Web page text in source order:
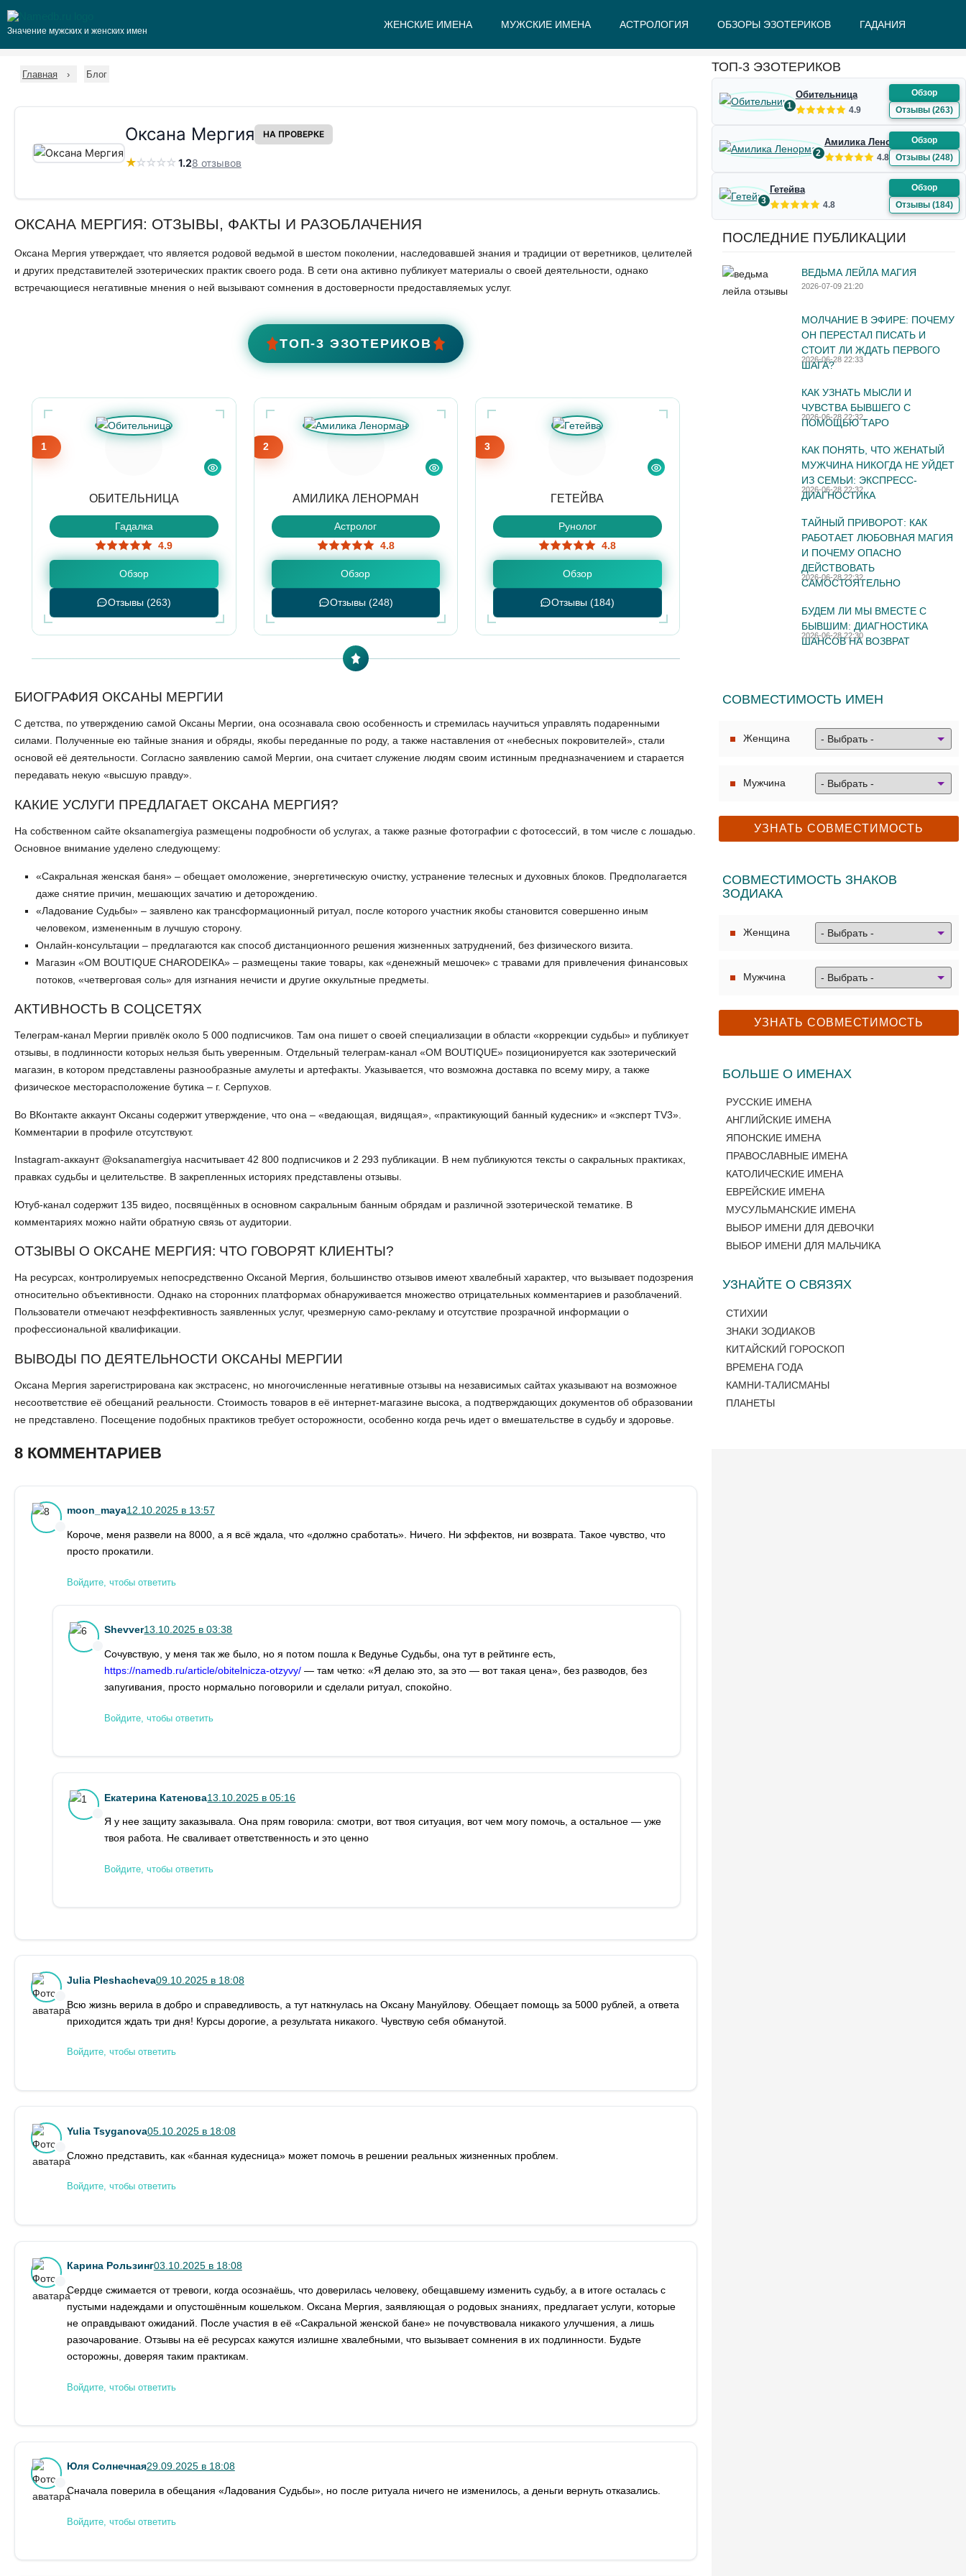
Значение мужских и женских имен
ЖЕНСКИЕ ИМЕНА МУЖСКИЕ ИМЕНА АСТРОЛОГИЯ ОБЗОРЫ ЭЗОТЕРИКОВ ГАДАНИЯ
Главная Блог
Оксана Мергия НА ПРОВЕРКЕ
★☆☆☆☆1.28 отзывов
ОКСАНА МЕРГИЯ: ОТЗЫВЫ, ФАКТЫ И РАЗОБЛАЧЕНИЯ
Оксана Мергия утверждает, что является родовой ведьмой в шестом поколении, наследовавшей знания и традиции от веретников, целителей
и других представителей эзотерических практик своего рода. В сети она активно публикует материалы о своей деятельности, однако
встречающиеся негативные мнения о ней вызывают сомнения в достоверности предоставляемых услуг.
ТОП-3 ЭЗОТЕРИКОВ
1
ОБИТЕЛЬНИЦА
Гадалка
4.9
Обзор
Отзывы (263)
2
АМИЛИКА ЛЕНОРМАН
Астролог
4.8
Обзор
Отзывы (248)
3
ГЕТЕЙВА
Рунолог
4.8
Обзор
Отзывы (184)
БИОГРАФИЯ ОКСАНЫ МЕРГИИ
С детства, по утверждению самой Оксаны Мергии, она осознавала свою особенность и стремилась научиться управлять подаренными
силами. Полученные ею тайные знания и обряды, якобы переданные по роду, а также наставления от «небесных покровителей», стали
основой её деятельности. Согласно заявлению самой Мергии, она считает служение людям своим истинным предназначением и старается
передавать некую «высшую правду».
КАКИЕ УСЛУГИ ПРЕДЛАГАЕТ ОКСАНА МЕРГИЯ?
На собственном сайте oksanamergiya размещены подробности об услугах, а также разные фотографии с фотосессий, в том числе с лошадью.
Основное внимание уделено следующему:
«Сакральная женская баня» – обещает омоложение, энергетическую очистку, устранение телесных и духовных блоков. Предполагается
даже снятие причин, мешающих зачатию и деторождению.
«Ладование Судьбы» – заявлено как трансформационный ритуал, после которого участник якобы становится совершенно иным
человеком, измененным в лучшую сторону.
Онлайн-консультации – предлагаются как способ дистанционного решения жизненных затруднений, без физического визита.
Магазин «OM BOUTIQUE CHARODEIKA» – размещены такие товары, как «денежный мешочек» с травами для привлечения финансовых
потоков, «четверговая соль» для изгнания нечисти и другие оккультные предметы.
АКТИВНОСТЬ В СОЦСЕТЯХ
Телеграм-канал Мергии привлёк около 5 000 подписчиков. Там она пишет о своей специализации в области «коррекции судьбы» и публикует
отзывы, в подлинности которых нельзя быть уверенным. Отдельный телеграм-канал «OM BOUTIQUE» позиционируется как эзотерический
магазин, в котором представлены разнообразные амулеты и артефакты. Указывается, что возможна доставка по всему миру, а также
физическое месторасположение бутика – г. Серпухов.
Во ВКонтакте аккаунт Оксаны содержит утверждение, что она – «ведающая, видящая», «практикующий банный кудесник» и «эксперт TV3».
Комментарии в профиле отсутствуют.
Instagram-аккаунт @oksanamergiya насчитывает 42 800 подписчиков и 2 293 публикации. В нем публикуются тексты о сакральных практиках,
правках судьбы и целительстве. В закрепленных историях представлены отзывы.
Ютуб-канал содержит 135 видео, посвящённых в основном сакральным банным обрядам и различной эзотерической тематике. В
комментариях можно найти обратную связь от аудитории.
ОТЗЫВЫ О ОКСАНЕ МЕРГИЯ: ЧТО ГОВОРЯТ КЛИЕНТЫ?
На ресурсах, контролируемых непосредственно Оксаной Мергия, большинство отзывов имеют хвалебный характер, что вызывает подозрения
относительно объективности. Однако на сторонних платформах обнаруживается множество отрицательных комментариев и разоблачений.
Пользователи отмечают неэффективность заявленных услуг, чрезмерную само-рекламу и отсутствие прозрачной информации о
профессиональной квалификации.
ВЫВОДЫ ПО ДЕЯТЕЛЬНОСТИ ОКСАНЫ МЕРГИИ
Оксана Мергия зарегистрирована как экстрасенс, но многочисленные негативные отзывы на независимых сайтах указывают на возможное
несоответствие её обещаний реальности. Стоимость товаров в её интернет-магазине высока, а подтверждающих документов об образовании
не представлено. Посещение подобных практиков требует осторожности, особенно когда речь идет о вмешательстве в судьбу и здоровье.
8 КОММЕНТАРИЕВ
moon_maya12.10.2025 в 13:57
Короче, меня развели на 8000, а я всё ждала, что «должно сработать». Ничего. Ни эффектов, ни возврата. Такое чувство, что
просто прокатили.
Войдите, чтобы ответить
Shevver13.10.2025 в 03:38
Сочувствую, у меня так же было, но я потом пошла к Ведунье Судьбы, она тут в рейтинге есть,
https://namedb.ru/article/obitelnicza-otzyvy/ — там четко: «Я делаю это, за это — вот такая цена», без разводов, без
запугивания, просто нормально поговорили и сделали ритуал, спокойно.
Войдите, чтобы ответить
Екатерина Катенова13.10.2025 в 05:16
Я у нее защиту заказывала. Она прям говорила: смотри, вот твоя ситуация, вот чем могу помочь, а остальное — уже
твоя работа. Не сваливает ответственность и это ценно
Войдите, чтобы ответить
Julia Pleshacheva09.10.2025 в 18:08
Всю жизнь верила в добро и справедливость, а тут наткнулась на Оксану Мануйлову. Обещает помощь за 5000 рублей, а ответа
приходится ждать три дня! Курсы дорогие, а результата никакого. Чувствую себя обманутой.
Войдите, чтобы ответить
Yulia Tsyganova05.10.2025 в 18:08
Сложно представить, как «банная кудесница» может помочь в решении реальных жизненных проблем.
Войдите, чтобы ответить
Карина Рользинг03.10.2025 в 18:08
Сердце сжимается от тревоги, когда осознаёшь, что доверилась человеку, обещавшему изменить судьбу, а в итоге осталась с
пустыми надеждами и опустошённым кошельком. Оксана Мергия, заявляющая о родовых знаниях, предлагает услуги, которые
не оправдывают ожиданий. После участия в её «Сакральной женской бане» не почувствовала никакого улучшения, а лишь
разочарование. Отзывы на её ресурсах кажутся излишне хвалебными, что вызывает сомнения в их подлинности. Будьте
осторожны, доверяя таким практикам.
Войдите, чтобы ответить
Юля Солнечная29.09.2025 в 18:08
Сначала поверила в обещания «Ладования Судьбы», но после ритуала ничего не изменилось, а деньги вернуть отказались.
Войдите, чтобы ответить
ТОП-3 ЭЗОТЕРИКОВ
1
Обительница
4.9
Обзор
Отзывы (263)
2
Амилика Ленорман
4.8
Обзор
Отзывы (248)
3
Гетейва
4.8
Обзор
Отзывы (184)
ПОСЛЕДНИЕ ПУБЛИКАЦИИ
ВЕДЬМА ЛЕЙЛА МАГИЯ
2026-07-09 21:20
МОЛЧАНИЕ В ЭФИРЕ: ПОЧЕМУ
ОН ПЕРЕСТАЛ ПИСАТЬ И
СТОИТ ЛИ ЖДАТЬ ПЕРВОГО
ШАГА?
2026-06-28 22:33
КАК УЗНАТЬ МЫСЛИ И
ЧУВСТВА БЫВШЕГО С
ПОМОЩЬЮ ТАРО
2026-06-28 22:32
КАК ПОНЯТЬ, ЧТО ЖЕНАТЫЙ
МУЖЧИНА НИКОГДА НЕ УЙДЕТ
ИЗ СЕМЬИ: ЭКСПРЕСС-
ДИАГНОСТИКА
2026-06-28 22:32
ТАЙНЫЙ ПРИВОРОТ: КАК
РАБОТАЕТ ЛЮБОВНАЯ МАГИЯ
И ПОЧЕМУ ОПАСНО
ДЕЙСТВОВАТЬ
САМОСТОЯТЕЛЬНО
2026-06-28 22:32
БУДЕМ ЛИ МЫ ВМЕСТЕ С
БЫВШИМ: ДИАГНОСТИКА
ШАНСОВ НА ВОЗВРАТ
2026-06-28 22:30
СОВМЕСТИМОСТЬ ИМЕН
Женщина
Мужчина
СОВМЕСТИМОСТЬ ЗНАКОВ
ЗОДИАКА
Женщина
Мужчина
БОЛЬШЕ О ИМЕНАХ
РУССКИЕ ИМЕНА
АНГЛИЙСКИЕ ИМЕНА
ЯПОНСКИЕ ИМЕНА
ПРАВОСЛАВНЫЕ ИМЕНА
КАТОЛИЧЕСКИЕ ИМЕНА
ЕВРЕЙСКИЕ ИМЕНА
МУСУЛЬМАНСКИЕ ИМЕНА
ВЫБОР ИМЕНИ ДЛЯ ДЕВОЧКИ
ВЫБОР ИМЕНИ ДЛЯ МАЛЬЧИКА
УЗНАЙТЕ О СВЯЗЯХ
СТИХИИ
ЗНАКИ ЗОДИАКОВ
КИТАЙСКИЙ ГОРОСКОП
ВРЕМЕНА ГОДА
КАМНИ-ТАЛИСМАНЫ
ПЛАНЕТЫ